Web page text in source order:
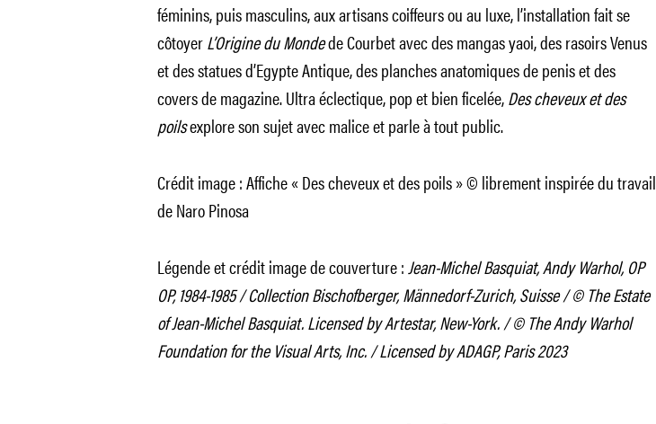
féminins, puis masculins, aux artisans coiffeurs ou au luxe, l’installation fait se
côtoyerL’Origine du Mondede Courbet avec des mangas yaoi, des rasoirs Venus
et des statues d’Egypte Antique, des planches anatomiques de penis et des
covers de magazine. Ultra éclectique, pop et bien ficelée,Des cheveux et des
poilsexplore son sujet avec malice et parle à tout public.
Crédit image : Affiche « Des cheveux et des poils » © librement inspirée du travail
de Naro Pinosa
Légende et crédit image de couverture :Jean-Michel Basquiat, Andy Warhol, OP
OP, 1984-1985 / Collection Bischofberger, Männedorf-Zurich, Suisse / © The Estate
of Jean-Michel Basquiat. Licensed by Artestar, New-York. / © The Andy Warhol
Foundation for the Visual Arts, Inc. / Licensed by ADAGP, Paris 2023